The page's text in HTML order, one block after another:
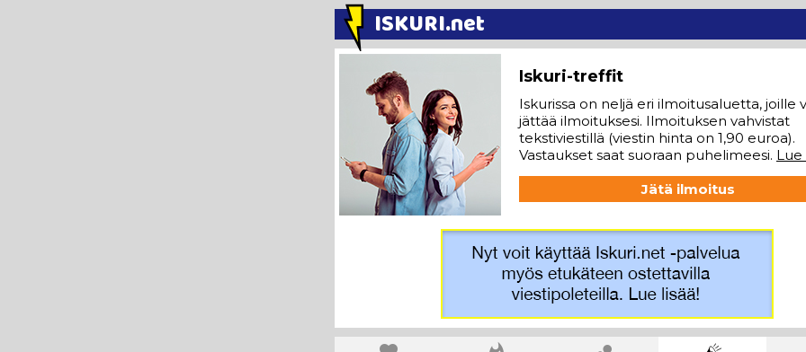
ISKURI.net
Iskuri-treffit
Iskurissa on neljä eri ilmoitusaluetta, joille
jättää ilmoituksesi. Ilmoituksen vahvistat
tekstiviestillä (viestin hinta on 1,90 euroa).
Vastaukset saat suoraan puhelimeesi. Lue
Jätä ilmoitus